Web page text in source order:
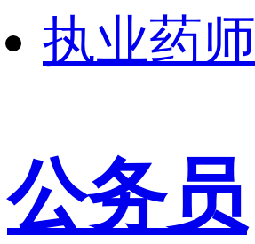
执业药师
公务员